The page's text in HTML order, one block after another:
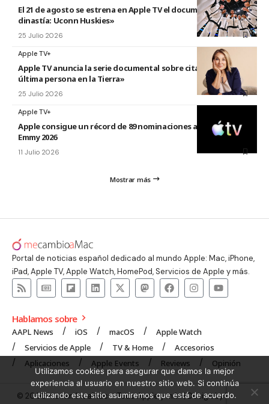
El 21 de agosto se estrena en Apple TV el documental «La
dinastía: Uconn Huskies»
25 Julio 2026
Apple TV+
Apple TV anuncia la serie documental sobre citas titulada «La
última persona en la Tierra»
25 Julio 2026
Apple TV+
Apple consigue un récord de 89 nominaciones a los premios
Emmy 2026
11 Julio 2026
Mostrar más
Portal de noticias español dedicado al mundo Apple: Mac, iPhone,
iPad, Apple TV, Apple Watch, HomePod, Servicios de Apple y más.
Hablamos sobre
AAPL News iOS macOS
Apple Watch
Servicios de Apple
TV & Home
Accesorios
Aplicaciones
Apple Events Reviews Opinión
© 2008 mecambioaMac – Todo Apple y más | Design byUNXON
Utilizamos cookies para asegurar que damos la mejor
experiencia al usuario en nuestro sitio web. Si continúa
utilizando este sitio asumiremos que está de acuerdo.